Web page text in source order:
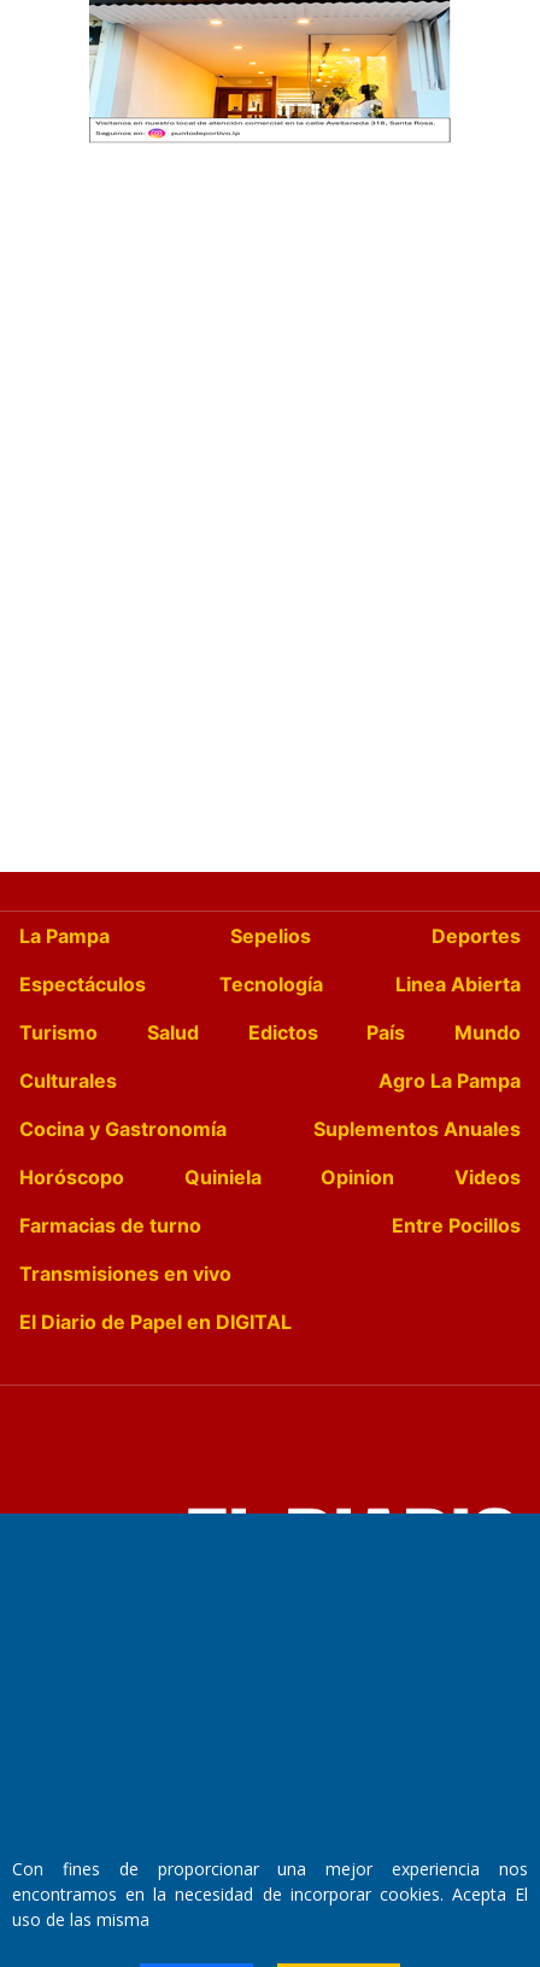
La Pampa Sepelios
Deportes
Espectáculos
Tecnología
Linea Abierta
Turismo
Salud Edictos País
Mundo
Culturales
Agro La Pampa
Cocina y Gastronomía
Suplementos Anuales
Horóscopo
Quiniela Opinion
Videos
Farmacias de turno
Entre Pocillos
Transmisiones en vivo
El Diario de Papel en DIGITAL
Domicilio Legal: José Ingenieros 855,
Santa Rosa, La Pampa.
Número de Registro DNDA:
Con fines de proporcionar una mejor experiencia nos
encontramos en la necesidad de incorporar cookies. Acepta El
uso de las misma